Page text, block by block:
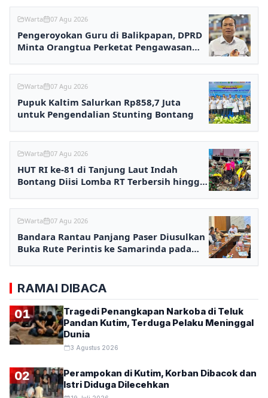
Warta 07 Agu 2026
Pengeroyokan Guru di Balikpapan, DPRD
Minta Orangtua Perketat Pengawasan
Warta 07 Agu 2026
Pupuk Kaltim Salurkan Rp858,7 Juta
untuk Pengendalian Stunting Bontang
Warta 07 Agu 2026
HUT RI ke-81 di Tanjung Laut Indah
Bontang Diisi Lomba RT Terbersih hingga
Warta 07 Agu 2026
Bandara Rantau Panjang Paser Diusulkan
Buka Rute Perintis ke Samarinda pada
RAMAI DIBACA
01
Tragedi Penangkapan Narkoba di Teluk
Pandan Kutim, Terduga Pelaku Meninggal
Dunia
3 Agustus 2026
02
Perampokan di Kutim, Korban Dibacok dan
Istri Diduga Dilecehkan